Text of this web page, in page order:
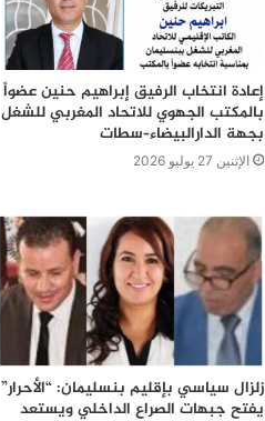
إعادة انتخاب الرفيق إبراهيم حنين عضواً
بالمكتب الجهوي للاتحاد المغربي للشغل
بجهة الدارالبيضاء–سطات
الإثنين 27 يوليو 2026
زلزال سياسي بإقليم بنسليمان: “الأحرار”
يفتح جبهات الصراع الداخلي ويستعد